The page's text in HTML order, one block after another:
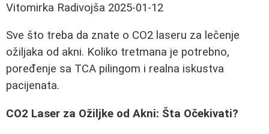
Vitomirka Radivojša 2025-01-12
Sve što treba da znate o CO2 laseru za lečenje
ožiljaka od akni. Koliko tretmana je potrebno,
poređenje sa TCA pilingom i realna iskustva
pacijenata.
CO2 Laser za Ožiljke od Akni: Šta Očekivati?